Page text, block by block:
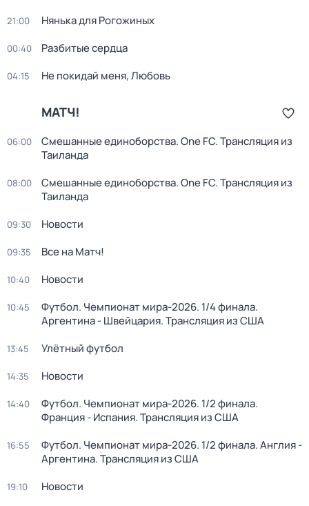
21:00 Нянька для Рогожиных
00:40 Разбитые сердца
04:15 Не покидай меня, Любовь
МАТЧ!
06:00
Смешанные единоборства. One FC. Трансляция из
Таиланда
08:00
Смешанные единоборства. One FC. Трансляция из
Таиланда
09:30 Новости
09:35 Все на Матч!
10:40 Новости
10:45
Футбол. Чемпионат мира-2026. 1/4 финала.
Аргентина - Швейцария. Трансляция из США
13:45 Улётный футбол
14:35 Новости
14:40
Футбол. Чемпионат мира-2026. 1/2 финала.
Франция - Испания. Трансляция из США
16:55
Футбол. Чемпионат мира-2026. 1/2 финала. Англия -
Аргентина. Трансляция из США
19:10 Новости